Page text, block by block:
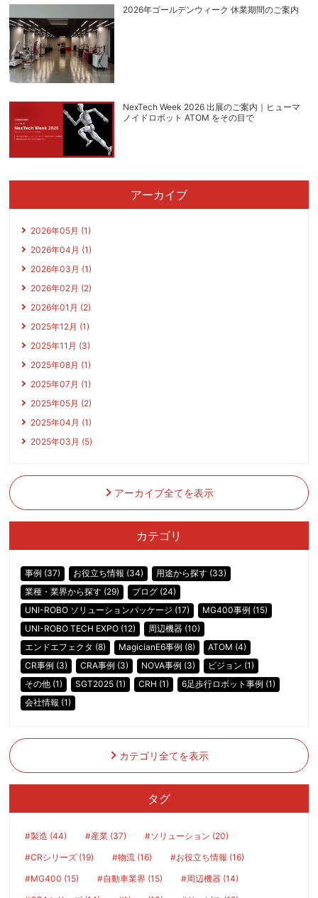
2026年ゴールデンウィーク 休業期間のご案内
NexTech Week 2026 出展のご案内｜ヒューマ
ノイドロボット ATOM をその目で
アーカイブ
2026年05月 (1)
2026年04月 (1)
2026年03月 (1)
2026年02月 (2)
2026年01月 (2)
2025年12月 (1)
2025年11月 (3)
2025年08月 (1)
2025年07月 (1)
2025年05月 (2)
2025年04月 (1)
2025年03月 (5)
アーカイブ全てを表示
カテゴリ
事例 (37) お役立ち情報 (34)
用途から探す (33)
業種・業界から探す (29)
ブログ (24)
UNI-ROBO ソリューションパッケージ (17)
MG400事例 (15)
UNI-ROBO TECH EXPO (12)
周辺機器 (10)
エンドエフェクタ (8)
MagicianE6事例 (8)
ATOM (4)
CR事例 (3)
CRA事例 (3) NOVA事例 (3)
ビジョン (1)
その他 (1)
SGT2025 (1) CRH (1)
6足歩行ロボット事例 (1)
会社情報 (1)
カテゴリ全てを表示
タグ
#製造 (44) #産業 (37)
#ソリューション (20)
#CRシリーズ (19)
#物流 (16)
#お役立ち情報 (16)
#MG400 (15)
#自動車業界 (15)
#周辺機器 (14)